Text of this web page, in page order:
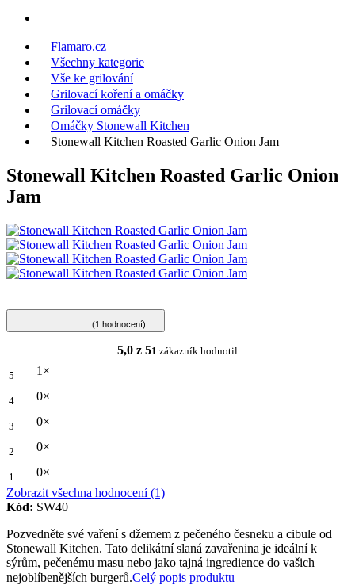
Flamaro.cz
Všechny kategorie
Vše ke grilování
Grilovací koření a omáčky
Grilovací omáčky
Omáčky Stonewall Kitchen
Stonewall Kitchen Roasted Garlic Onion Jam
Stonewall Kitchen Roasted Garlic Onion
Jam
(1 hodnocení)
5,0 z 51 zákazník hodnotil
5 1×
4 0×
3 0×
2 0×
1
0×
Zobrazit všechna hodnocení (1)
Kód: SW40
Pozvedněte své vaření s džemem z pečeného česneku a cibule od
Stonewall Kitchen. Tato delikátní slaná zavařenina je ideální k
sýrům, pečenému masu nebo jako tajná ingredience do vašich
nejoblíbenějších burgerů.Celý popis produktu